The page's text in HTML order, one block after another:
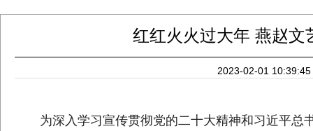
红红火火过大年 燕赵文
2023-02-01 10:39:45
为深入学习宣传贯彻党的二十大精神和习近平